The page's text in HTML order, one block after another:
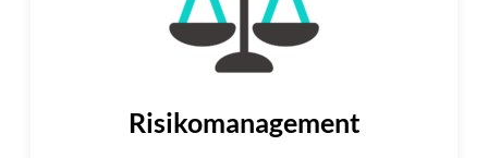
Risikomanagement